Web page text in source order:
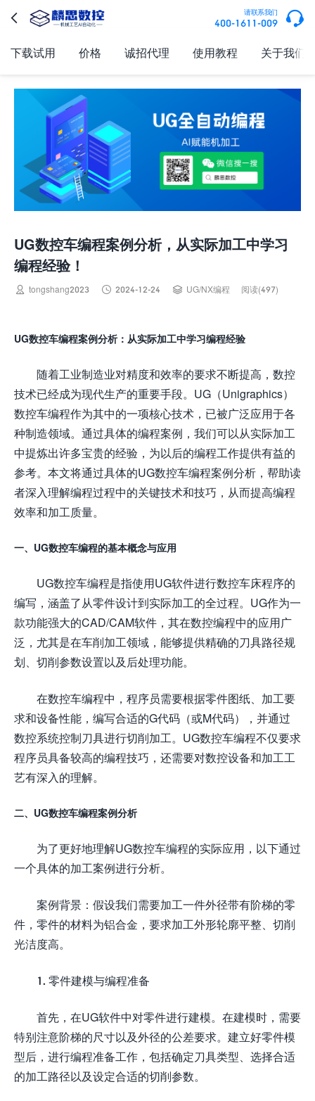
 请联系我们
400-1611-009 
下载试用 价格 诚招代理 使用教程 关于我们
UG数控车编程案例分析，从实际加工中学习
编程经验！
 tongshang2023  2024-12-24  UG/NX编程 阅读(497)
UG数控车编程案例分析：从实际加工中学习编程经验
随着工业制造业对精度和效率的要求不断提高，数控
技术已经成为现代生产的重要手段。UG（Unigraphics）
数控车编程作为其中的一项核心技术，已被广泛应用于各
种制造领域。通过具体的编程案例，我们可以从实际加工
中提炼出许多宝贵的经验，为以后的编程工作提供有益的
参考。本文将通过具体的UG数控车编程案例分析，帮助读
者深入理解编程过程中的关键技术和技巧，从而提高编程
效率和加工质量。
一、UG数控车编程的基本概念与应用
UG数控车编程是指使用UG软件进行数控车床程序的
编写，涵盖了从零件设计到实际加工的全过程。UG作为一
款功能强大的CAD/CAM软件，其在数控编程中的应用广
泛，尤其是在车削加工领域，能够提供精确的刀具路径规
划、切削参数设置以及后处理功能。
在数控车编程中，程序员需要根据零件图纸、加工要
求和设备性能，编写合适的G代码（或M代码），并通过
数控系统控制刀具进行切削加工。UG数控车编程不仅要求
程序员具备较高的编程技巧，还需要对数控设备和加工工
艺有深入的理解。
二、UG数控车编程案例分析
为了更好地理解UG数控车编程的实际应用，以下通过
一个具体的加工案例进行分析。
案例背景：假设我们需要加工一件外径带有阶梯的零
件，零件的材料为铝合金，要求加工外形轮廓平整、切削
光洁度高。
1. 零件建模与编程准备
首先，在UG软件中对零件进行建模。在建模时，需要
特别注意阶梯的尺寸以及外径的公差要求。建立好零件模
型后，进行编程准备工作，包括确定刀具类型、选择合适
的加工路径以及设定合适的切削参数。